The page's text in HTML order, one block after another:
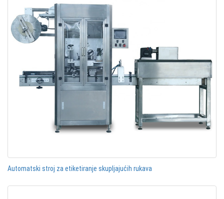
Automatski stroj za etiketiranje skupljajućih rukava